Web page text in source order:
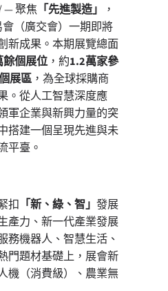
— 聚焦 「先進製造」
，
（廣交會）一期即將
新成果。本期展覽總面
個展位 ，約1.2萬家參
展區 ，為全球採購商
。從人工智慧深度應
軍企業與新興力量的突
搭建一個呈現先進與未
平臺。
扣 「新、綠、智」 發展
產力、新一代產業發展
務機器人、智慧生活、
門題材基礎上，展會新
機（消費級）、農業無